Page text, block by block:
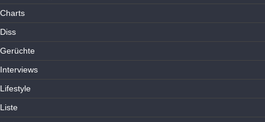
Charts
Diss
Gerüchte
Interviews
Lifestyle
Liste